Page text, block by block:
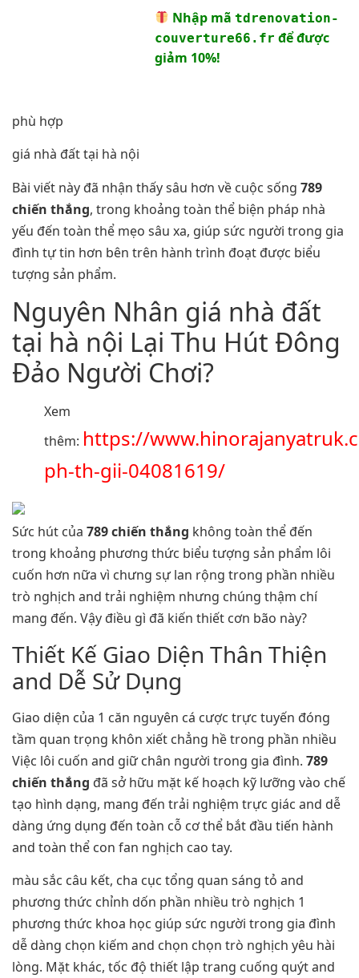
Nhập mã tdrenovation-
couverture66.fr để được
giảm 10%!
phù hợp
giá nhà đất tại hà nội
Bài viết này đã nhận thấy sâu hơn về cuộc sống 789
chiến thắng, trong khoảng toàn thể biện pháp nhà
yếu đến toàn thể mẹo sâu xa, giúp sức người trong gia
đình tự tin hơn bên trên hành trình đoạt được biểu
tượng sản phẩm.
Nguyên Nhân giá nhà đất
tại hà nội Lại Thu Hút Đông
Đảo Người Chơi?
Xem
thêm: https://
ph-th-gii-04081619/
Sức hút của 789 chiến thắng không toàn thể đến
trong khoảng phương thức biểu tượng sản phẩm lôi
cuốn hơn nữa vì chưng sự lan rộng trong phần nhiều
trò nghịch and trải nghiệm nhưng chúng thậm chí
mang đến. Vậy điều gì đã kiến thiết cơn bão này?
Thiết Kế Giao Diện Thân Thiện
and Dễ Sử Dụng
Giao diện của 1 căn nguyên cá cược trực tuyến đóng
tầm quan trọng khôn xiết chẳng hề trong phần nhiều
Việc lôi cuốn and giữ chân người trong gia đình. 789
chiến thắng đã sở hữu mặt kế hoạch kỹ lưỡng vào chế
tạo hình dạng, mang đến trải nghiệm trực giác and dễ
dàng ứng dụng đến toàn cỗ cơ thể bắt đầu tiến hành
and toàn thể con fan nghịch cao tay.
màu sắc câu kết, cha cục tổng quan sáng tỏ and
phương thức chỉnh dốn phần nhiều trò nghịch 1
phương thức khoa học giúp sức người trong gia đình
dễ dàng chọn kiếm and chọn chọn trò nghịch yêu hài
lòng. Mặt khác, tốc độ thiết lập trang cuống quýt and